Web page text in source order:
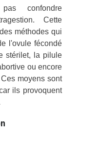
confondre
Cette
méthodes qui
l'ovule fécondé
stérilet, la pilule
ou encore
moyens sont
ils provoquent